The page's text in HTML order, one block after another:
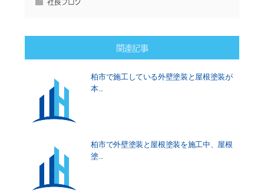
関連記事
柏市で施工している外壁塗装と屋根塗装が
本...
柏市で外壁塗装と屋根塗装を施工中、屋根
塗...